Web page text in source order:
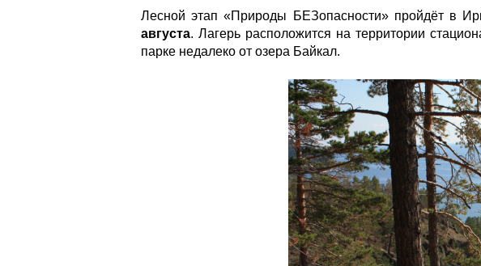
Лесной этап «Природы БЕЗопасности» пройдёт в
августа. Лагерь расположится на территории
парке недалеко от озера Байкал.
krutoy_bereg_356722.jpg